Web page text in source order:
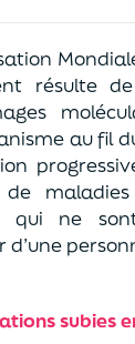
résulte
au fil
de
qui ne
subies